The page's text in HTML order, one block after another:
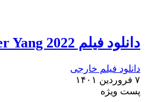
دانلود فیلم After Yang 2022 پس از یانگ
دانلود فیلم خارجی
۷ فروردین ۱۴۰۱
پست ويژه